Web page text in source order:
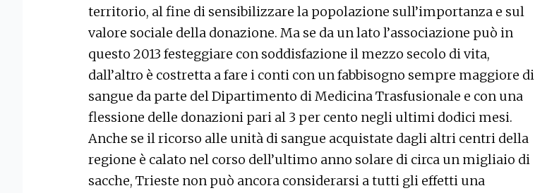
territorio, al fine di sensibilizzare la popolazione sull’importanza e sul
valore sociale della donazione. Ma se da un lato l’associazione può in
questo 2013 festeggiare con soddisfazione il mezzo secolo di vita,
dall’altro è costretta a fare i conti con un fabbisogno sempre maggiore di
sangue da parte del Dipartimento di Medicina Trasfusionale e con una
flessione delle donazioni pari al 3 per cento negli ultimi dodici mesi.
Anche se il ricorso alle unità di sangue acquistate dagli altri centri della
regione è calato nel corso dell’ultimo anno solare di circa un migliaio di
sacche, Trieste non può ancora considerarsi a tutti gli effetti una